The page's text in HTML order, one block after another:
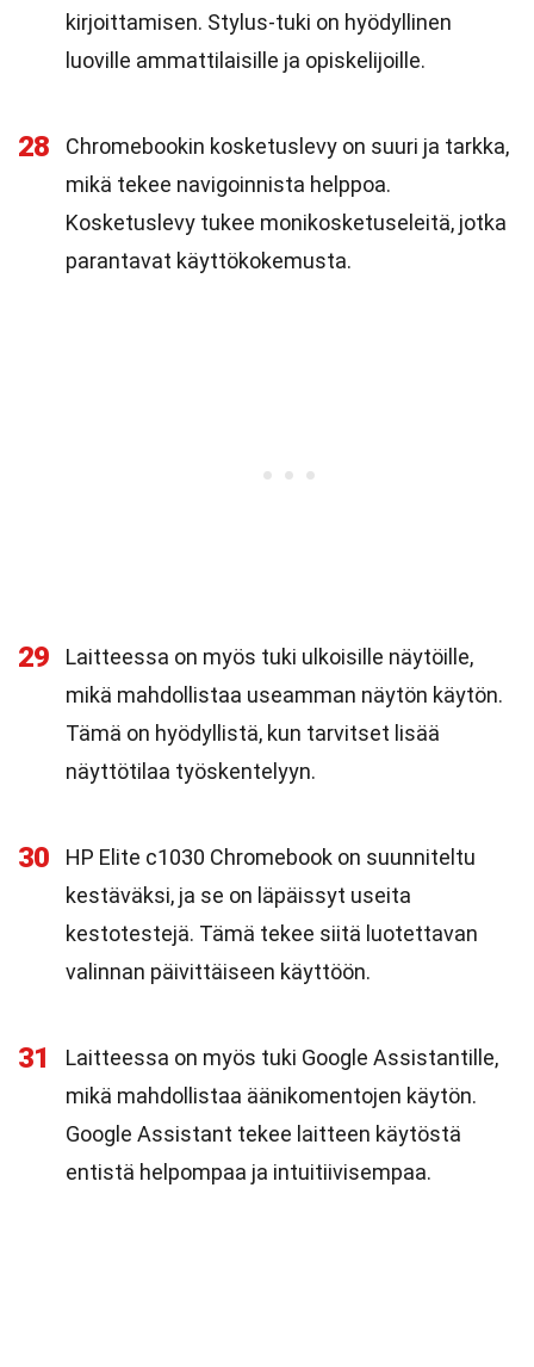
kirjoittamisen. Stylus-tuki on hyödyllinen
luoville ammattilaisille ja opiskelijoille.
28
Chromebookin kosketuslevy on suuri ja tarkka,
mikä tekee navigoinnista helppoa.
Kosketuslevy tukee monikosketuseleitä, jotka
parantavat käyttökokemusta.
29
Laitteessa on myös tuki ulkoisille näytöille,
mikä mahdollistaa useamman näytön käytön.
Tämä on hyödyllistä, kun tarvitset lisää
näyttötilaa työskentelyyn.
30
HP Elite c1030 Chromebook on suunniteltu
kestäväksi, ja se on läpäissyt useita
kestotestejä. Tämä tekee siitä luotettavan
valinnan päivittäiseen käyttöön.
31
Laitteessa on myös tuki Google Assistantille,
mikä mahdollistaa äänikomentojen käytön.
Google Assistant tekee laitteen käytöstä
entistä helpompaa ja intuitiivisempaa.